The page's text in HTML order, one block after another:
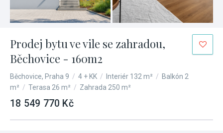
Prodej bytu ve vile se zahradou,
Běchovice - 160m2
Běchovice, Praha 9 / 4 + KK / Interiér 132 m² / Balkón 2
m² / Terasa 26 m² / Zahrada 250 m²
18 549 770 Kč